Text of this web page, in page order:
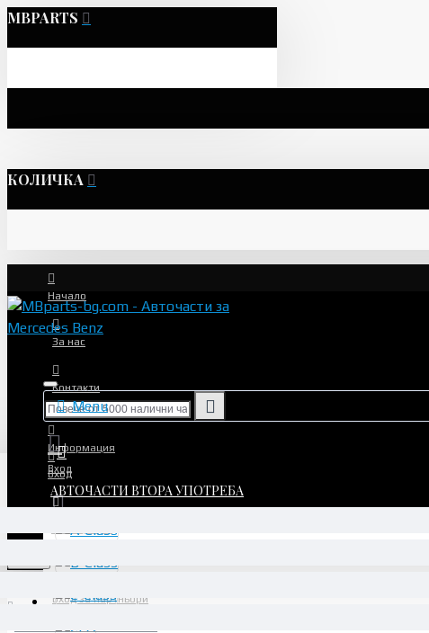
MBPARTS
КОЛИЧКА
Начало
За нас
Контакти
Информация
Вход за партньори
Вход
Menu
АВТОЧАСТИ ВТОРА УПОТРЕБА
Вход